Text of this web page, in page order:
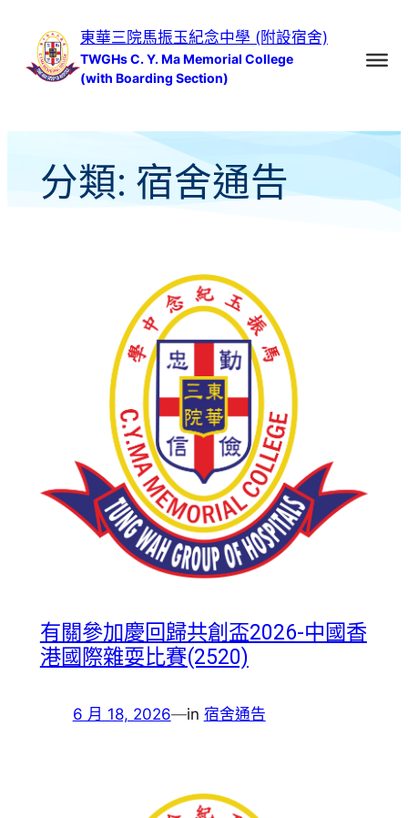
容
東華三院馬振玉紀念中學 (附設宿舍)
TWGHs C. Y. Ma Memorial College
(with Boarding Section)
分類: 宿舍通告
有關參加慶回歸共創盃2026-中國香
港國際雜耍比賽(2520)
6 月 18, 2026—in 宿舍通告